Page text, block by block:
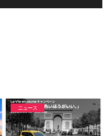
ニュース